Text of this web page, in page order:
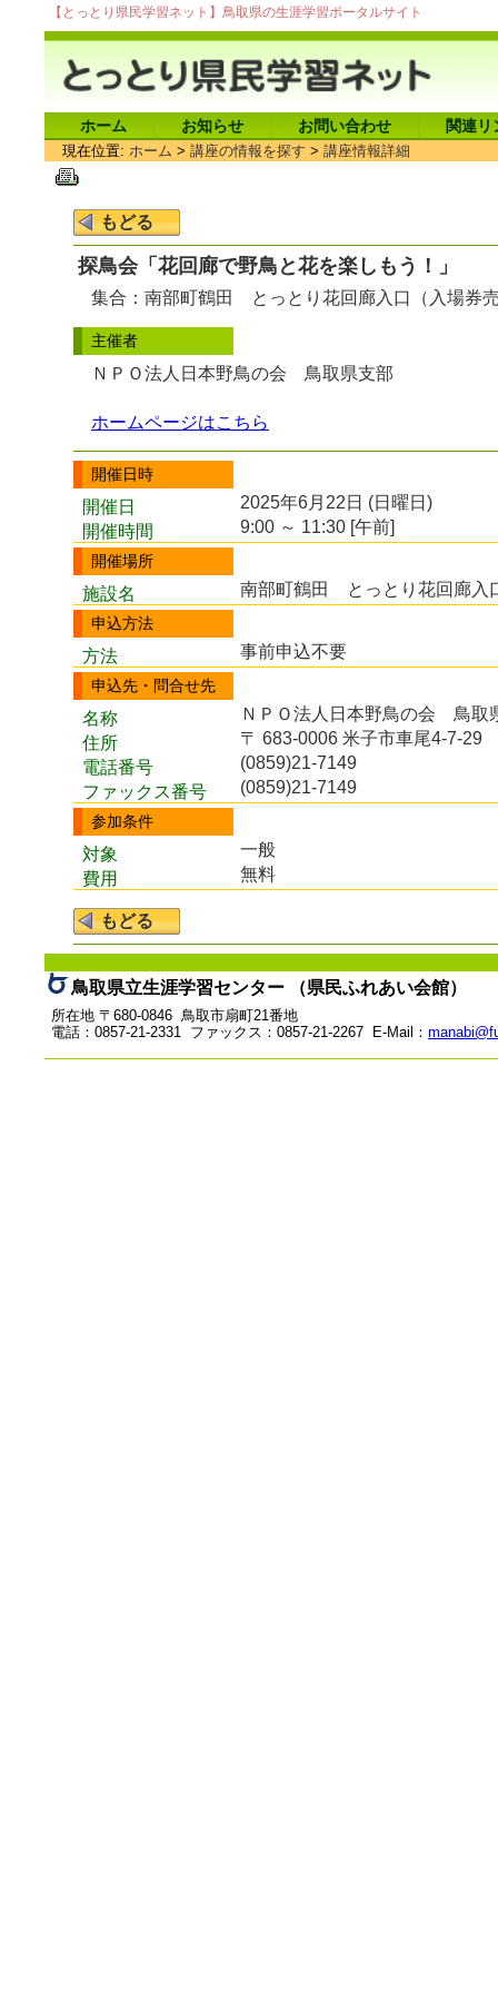
【とっとり県民学習ネット】鳥取県の生涯学習ポータルサイト
ホーム お知らせ お問い合わせ 関連リ
現在位置: ホーム > 講座の情報を探す > 講座情報詳細
探鳥会「花回廊で野鳥と花を楽しもう！」
集合：南部町鶴田 とっとり花回廊入口（入場券
主催者
ＮＰＯ法人日本野鳥の会 鳥取県支部
ホームページはこちら
開催日時
開催日
2025年6月22日 (日曜日)
開催時間
9:00 ～ 11:30 [午前]
開催場所
施設名 南部町鶴田 とっとり花回廊入
申込方法
方法 事前申込不要
申込先・問合せ先
名称
ＮＰＯ法人日本野鳥の会 鳥取
住所
〒 683-0006 米子市車尾4-7-29
電話番号
(0859)21-7149
ファックス番号
(0859)21-7149
参加条件
対象
一般
費用
無料
鳥取県立生涯学習センター （県民ふれあい会館）
所在地 〒680-0846 鳥取市扇町21番地
電話：0857-21-2331 ファックス：0857-21-2267 E-Mail：